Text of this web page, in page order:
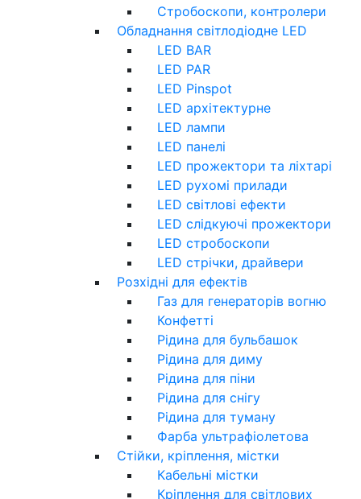
Стробоскопи, контролери
Обладнання світлодіодне LED
LED BAR
LED PAR
LED Pinspot
LED архітектурне
LED лампи
LED панелі
LED прожектори та ліхтарі
LED рухомі прилади
LED світлові ефекти
LED слідкуючі прожектори
LED стробоскопи
LED стрічки, драйвери
Розхідні для ефектів
Газ для генераторів вогню
Конфетті
Рідина для бульбашок
Рідина для диму
Рідина для піни
Рідина для снігу
Рідина для туману
Фарба ультрафіолетова
Стійки, кріплення, містки
Кабельні містки
Кріплення для світлових